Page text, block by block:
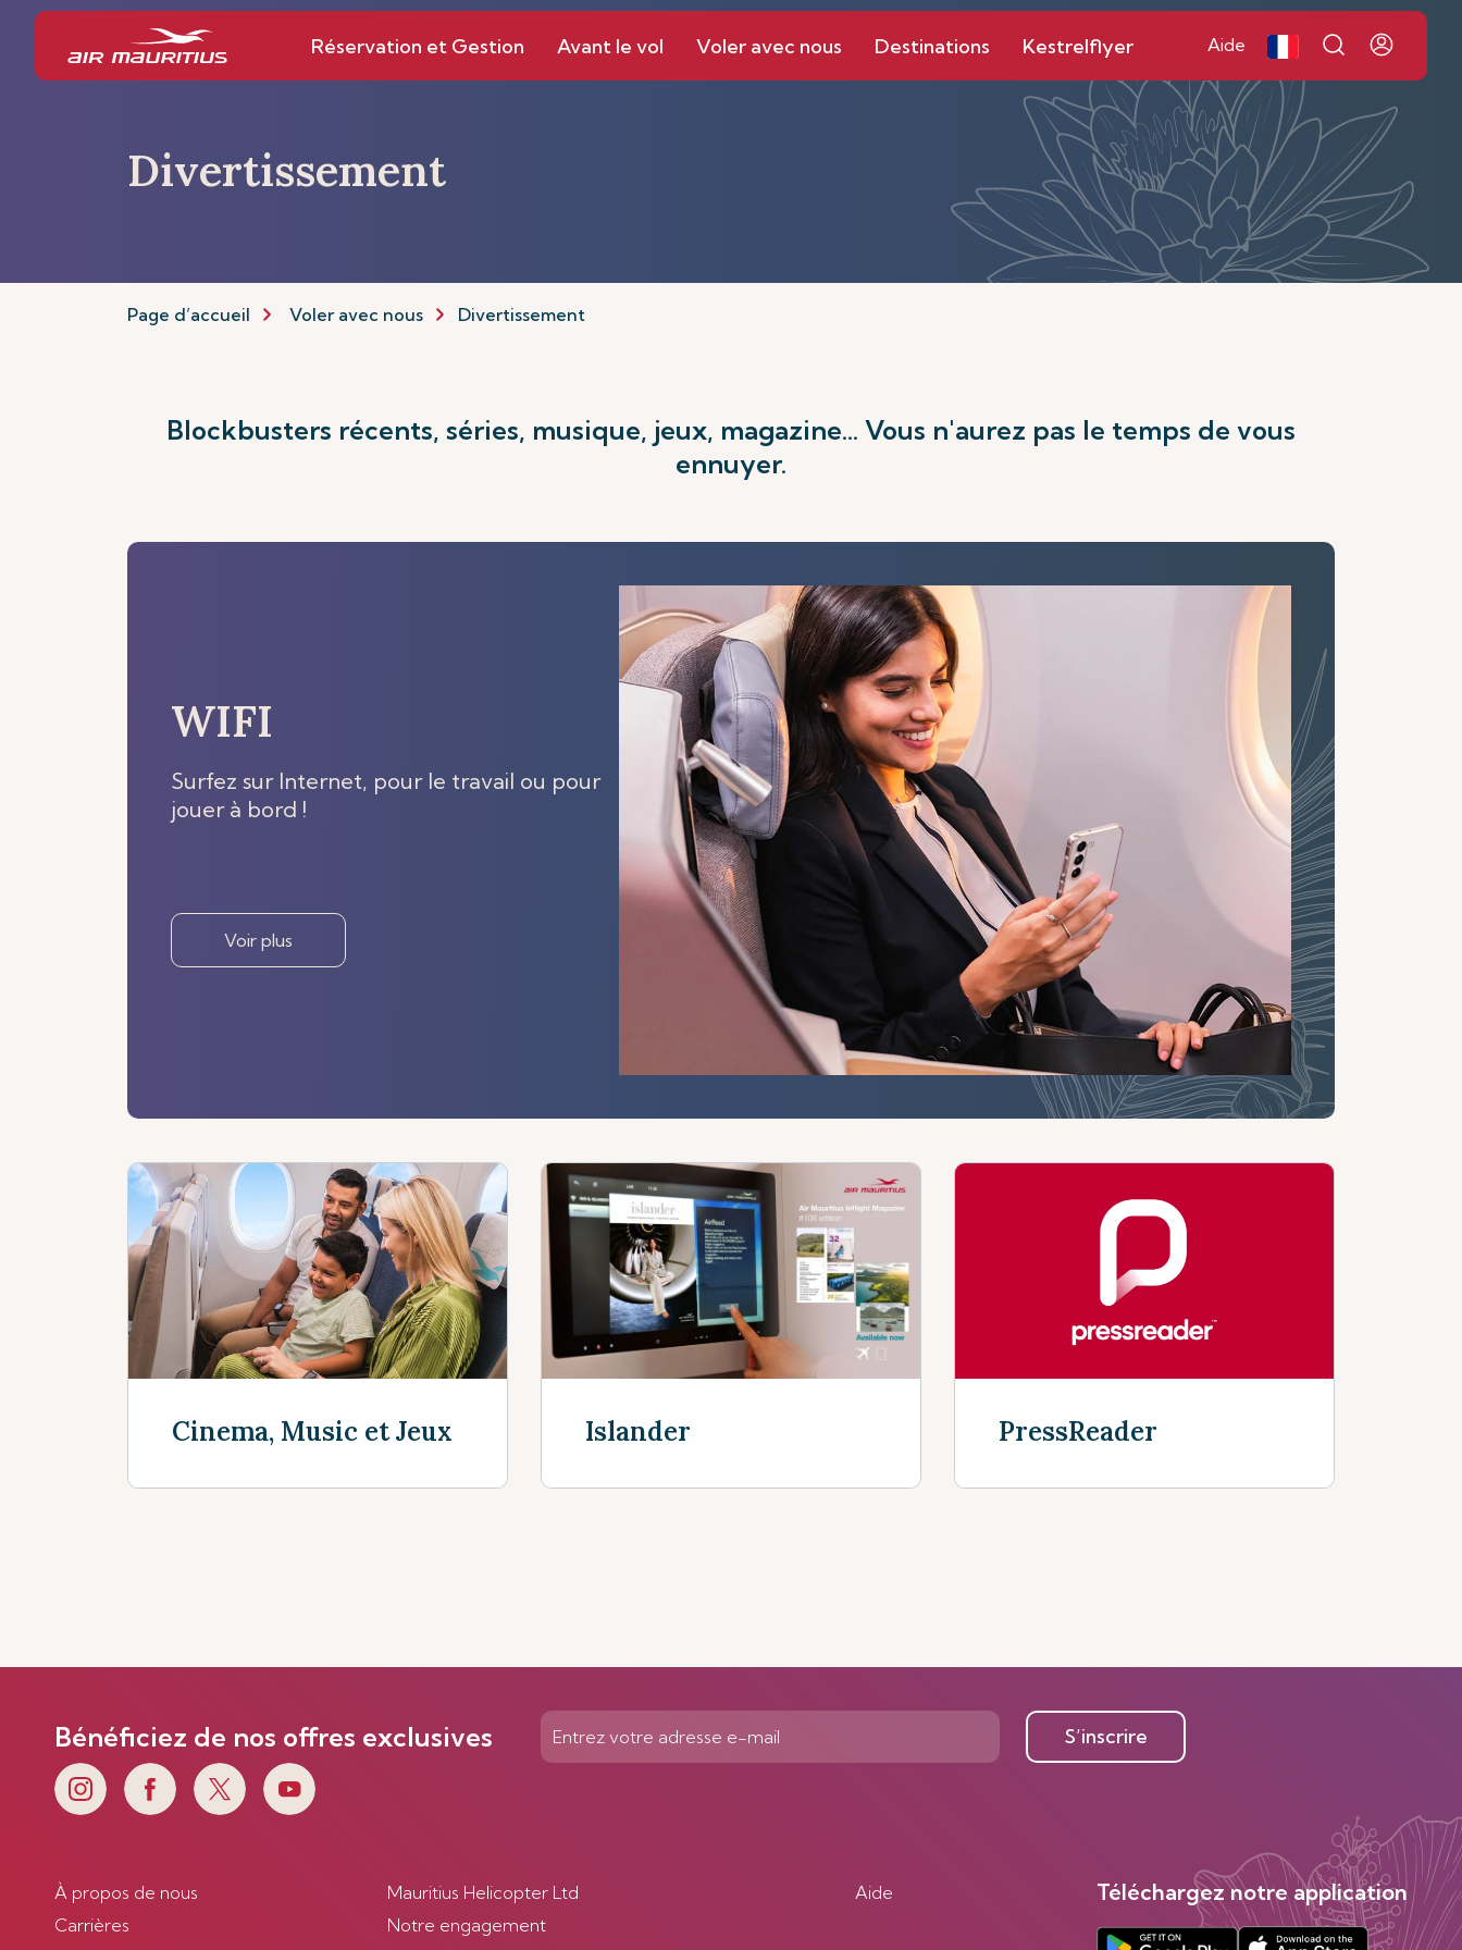
Réservation et Gestion Avant le vol Voler avec nous Destinations Kestrelflyer Aide
Divertissement
Page d’accueil Voler avec nous Divertissement
Blockbusters récents, séries, musique, jeux, magazine... Vous n'aurez pas le temps de vous
ennuyer.
WIFI
Surfez sur Internet, pour le travail ou pour
jouer à bord !
Voir plus
Cinema, Music et Jeux Islander PressReader
Bénéficiez de nos offres exclusives S’inscrire
À propos de nous
Carrières
Mauritius Helicopter Ltd
Notre engagement
Aide Téléchargez notre application